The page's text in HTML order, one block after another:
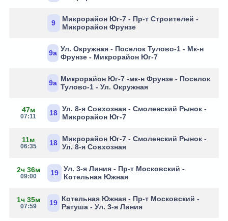
9
Микрорайон Юг-7 - Пр-т Строителей -
Микрорайон Фрунзе
9а Ул. Окружная - Поселок Тулово-1 - Мк-н
Фрунзе - Микрорайон Юг-7
9а Микрорайон Юг-7 -мк-н Фрунзе - Поселок
Тулово-1 - Ул. Окружная
47м
07:11 18 Ул. 8-я Совхозная - Смоленский Рынок -
Микрорайон Юг-7
11м
06:35 18
Микрорайон Юг-7 - Смоленский Рынок -
Ул. 8-я Совхозная
2ч 36м
09:00 19
Ул. 3-я Линия - Пр-т Московский -
Котельная Южная
1ч 35м
07:59 19 Котельная Южная - Пр-т Московский -
Ратуша - Ул. 3-я Линия